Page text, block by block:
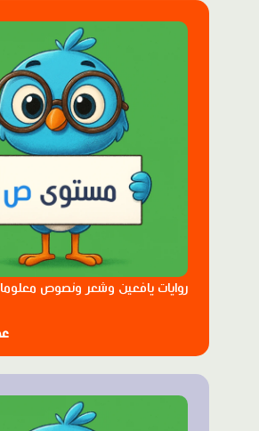
روايات يافعين وشعر ونصوص